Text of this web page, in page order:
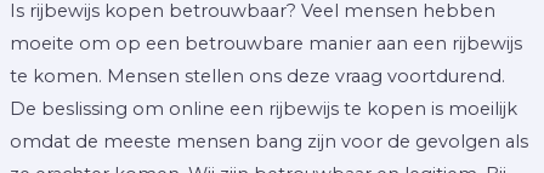
Is rijbewijs kopen betrouwbaar? Veel mensen hebben
moeite om op een betrouwbare manier aan een rijbewijs
te komen. Mensen stellen ons deze vraag voortdurend.
De beslissing om online een rijbewijs te kopen is moeilijk
omdat de meeste mensen bang zijn voor de gevolgen als